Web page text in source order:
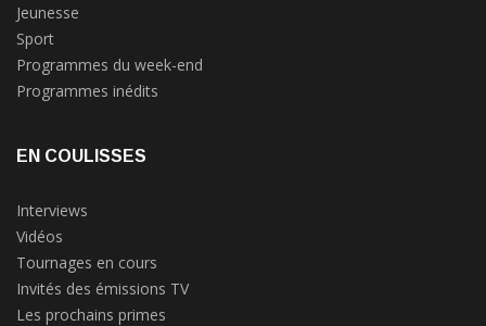
Jeunesse
Sport
Programmes du week-end
Programmes inédits
EN COULISSES
Interviews
Vidéos
Tournages en cours
Invités des émissions TV
Les prochains primes